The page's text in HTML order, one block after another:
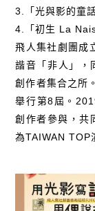
3.「光與影的童
4.「初生 La
飛人集社劇團成
諧音「非人」，
創作者集合之所
舉行第8屆。
創作者參與，共
為TAIWAN TOP